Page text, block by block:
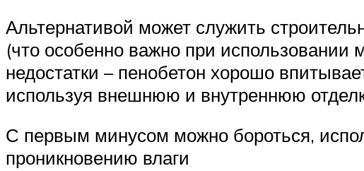
Альтернативой может служить
(что особенно важно при
недостатки – пенобетон хорошо
используя внешнюю и внутреннюю
С первым минусом можно бороться,
проникновению влаги